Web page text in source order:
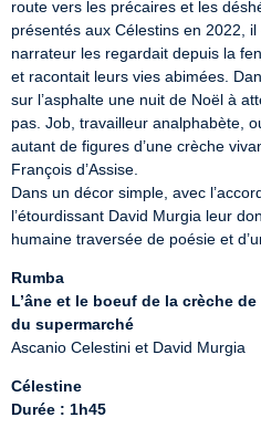
route vers les précaires et les
présentés aux Célestins en 2022,
narrateur les regardait depuis la
et racontait leurs vies abimées.
sur l’asphalte une nuit de Noël à
pas. Job, travailleur analphabète,
autant de figures d’une crèche
François d’Assise.
Dans un décor simple, avec
l’étourdissant David Murgia leur
humaine traversée de poésie et
Rumba
L’âne et le boeuf de la crèche
du supermarché
Ascanio Celestini et David Murgia
Célestine
Durée : 1h45